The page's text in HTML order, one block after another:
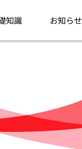
知識 お知らせ